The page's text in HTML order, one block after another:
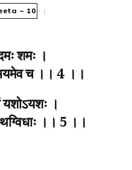
– 10
|
शमः ।
च ।। 4 ।।
यशोऽयशः ।
।। 5 ।।